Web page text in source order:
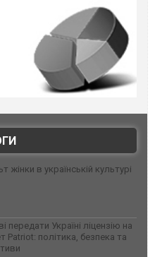
жінки в українській культурі
Україні ліцензію на
Patriot: політика, безпека та